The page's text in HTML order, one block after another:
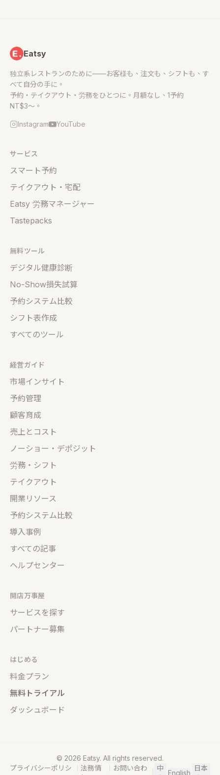
Eatsy
独立系レストランのために——お客様も、注文も、シフトも、す
べて自分の手に。
予約・テイクアウト・労務をひとつに。月額なし、1予約
NT$3〜。
Instagram YouTube
サービス
スマート予約
テイクアウト・宅配
Eatsy 労務マネージャー
Tastepacks
無料ツール
デジタル健康診断
No-Show損失試算
予約システム比較
シフト表作成
すべてのツール
経営ガイド
市場インサイト
予約管理
顧客育成
売上とコスト
ノーショー・デポジット
労務・シフト
テイクアウト
開業リソース
予約システム比較
導入事例
すべての記事
ヘルプセンター
開店万事屋
サービスを探す
パートナー募集
はじめる
料金プラン
無料トライアル
ダッシュボード
© 2026 Eatsy. All rights reserved.
プライバシーポリシ
｜法務情
お問い合わ
中
English
日本